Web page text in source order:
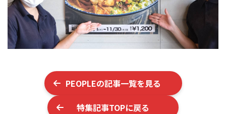
PEOPLEの記事一覧を見る
特集記事TOPに戻る